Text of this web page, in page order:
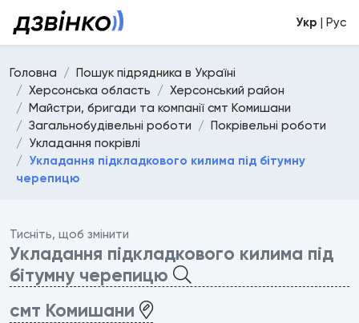
Укр | Рус
Головна
Пошук підрядника в Україні
Херсонська область
Херсонський район
Майстри, бригади та компанії смт Комишани
Загальнобудівельні роботи
Покрівельні роботи
Укладання покрівлі
Укладання підкладкового килима під бітумну
черепицю
Тисніть, щоб змінити
Укладання підкладкового килима під
бітумну черепицю
смт Комишани